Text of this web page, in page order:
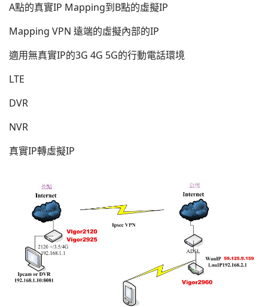
A點的真實IP Mapping到B點的虛擬IP
Mapping VPN 遠端的虛擬內部的IP
適用無真實IP的3G 4G 5G的行動電話環境
LTE
DVR
NVR
真實IP轉虛擬IP